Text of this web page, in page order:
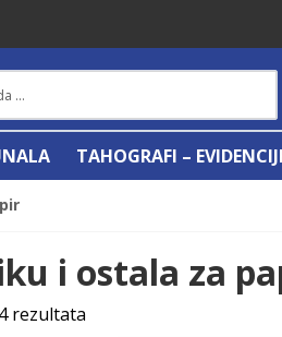
TAHOGRAFI –
i ostala za
rezultata